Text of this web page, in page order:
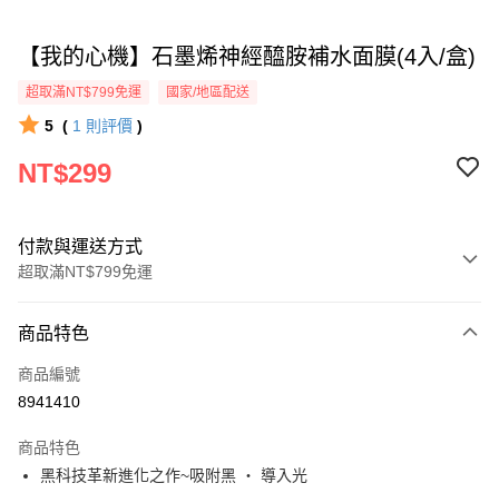
【我的心機】石墨烯神經醯胺補水面膜(4入/盒)
超取滿NT$799免運 國家/地區配送
5 ( 1 則評價 )
NT$299
付款與運送方式
超取滿NT$799免運
信用卡一次付款
超商取貨付款
Apple Pay
商品特色
商品編號
8941410
商品特色
黑科技革新進化之作~吸附黑 ‧ 導入光